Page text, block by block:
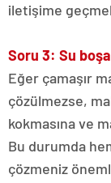
iletişime
Soru 3: Su
Eğer çamaşır
çözülmezse,
kokmasına ve
Bu durumda
çözmeniz